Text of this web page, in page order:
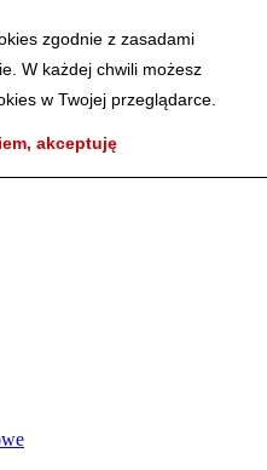
zgodnie z zasadami
W każdej chwili możesz
w Twojej przeglądarce.
akceptuję